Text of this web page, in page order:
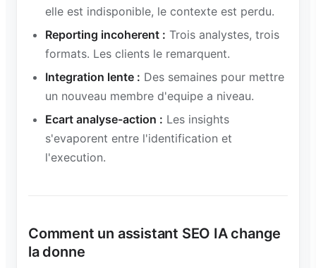
elle est indisponible, le contexte est perdu.
Reporting incoherent : Trois analystes, trois
formats. Les clients le remarquent.
Integration lente : Des semaines pour mettre
un nouveau membre d'equipe a niveau.
Ecart analyse-action : Les insights
s'evaporent entre l'identification et
l'execution.
Comment un assistant SEO IA change
la donne